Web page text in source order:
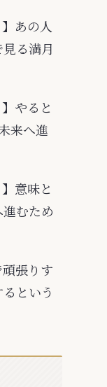
あの人
る満月
やると
来へ進
意味と
むため
張りす
という